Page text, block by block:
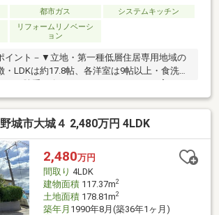
都市ガス システムキッチン
リフォームリノベーシ
ョン
イント－▼立地・第一種低層住居専用地域の
LDKは約17.8帖、各洋室は9帖以上・食洗機
収納の他、全居室に収納を設置・洗面室隣接
入り可能・カーポート2台分有(車種による／
設備・太陽光発電3.0kW▼内外装リフォーム
ロス全室貼替、各階トイレ交換、庭の剪定
塗装■ ご希望の住まい探しをお手伝いします
詳細・ご相談はお気軽にお問い合わせく
城市大城４ 2,480万円 4LDK
2,480万円
間取り 4LDK
建物面積117.37m2
土地面積178.81m2
築年月 1990年8月(築36年1ヶ月)